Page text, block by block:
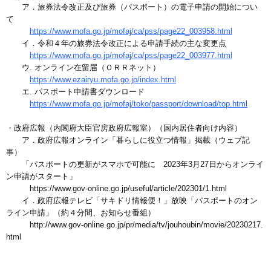
ア．旅券法令改正及び旅券（パスポート）の電子申請の開始につい
て
https://www.mofa.go.jp/mofaj/ca/pss/page22_003958.html
イ．令和４年の旅券法令改正による申請手続の主な変更点
https://www.mofa.go.jp/mofaj/ca/pss/page22_003977.html
ウ. オンライン在留届（ＯＲＲネット）
https://www.ezairyu.mofa.go.jp/index.html
エ. パスポート申請書ダウンロード
https://www.mofa.go.jp/mofaj/toko/passport/download/top.html
・政府広報（内閣府大臣官房政府広報室）（国内居住者向け内容）
ア．政府広報オンライン「暮らしに役立つ情報」掲載（ウェブ記
事）
「パスポートの更新がスマホで可能に 2023年3月27日からオンライ
ン申請がスタート」
https://www.gov-online.go.jp/useful/article/202301/1.html
イ．政府広報テレビ「サキドリ情報便！」放映「パスポートのオン
ライン申請」（約４分間、お知らせ番組）
http://www.gov-online.go.jp/pr/media/tv/jouhoubin/movie/20230217.
html